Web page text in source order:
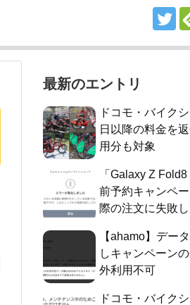
最新のエントリ
ドコモ・バイク
日以降の料金を
用分も対象
「Galaxy Z
前予約キャンペ
際の注文に失敗
【ahamo】デー
しキャンペーン
外利用不可
ドコモ・バイク